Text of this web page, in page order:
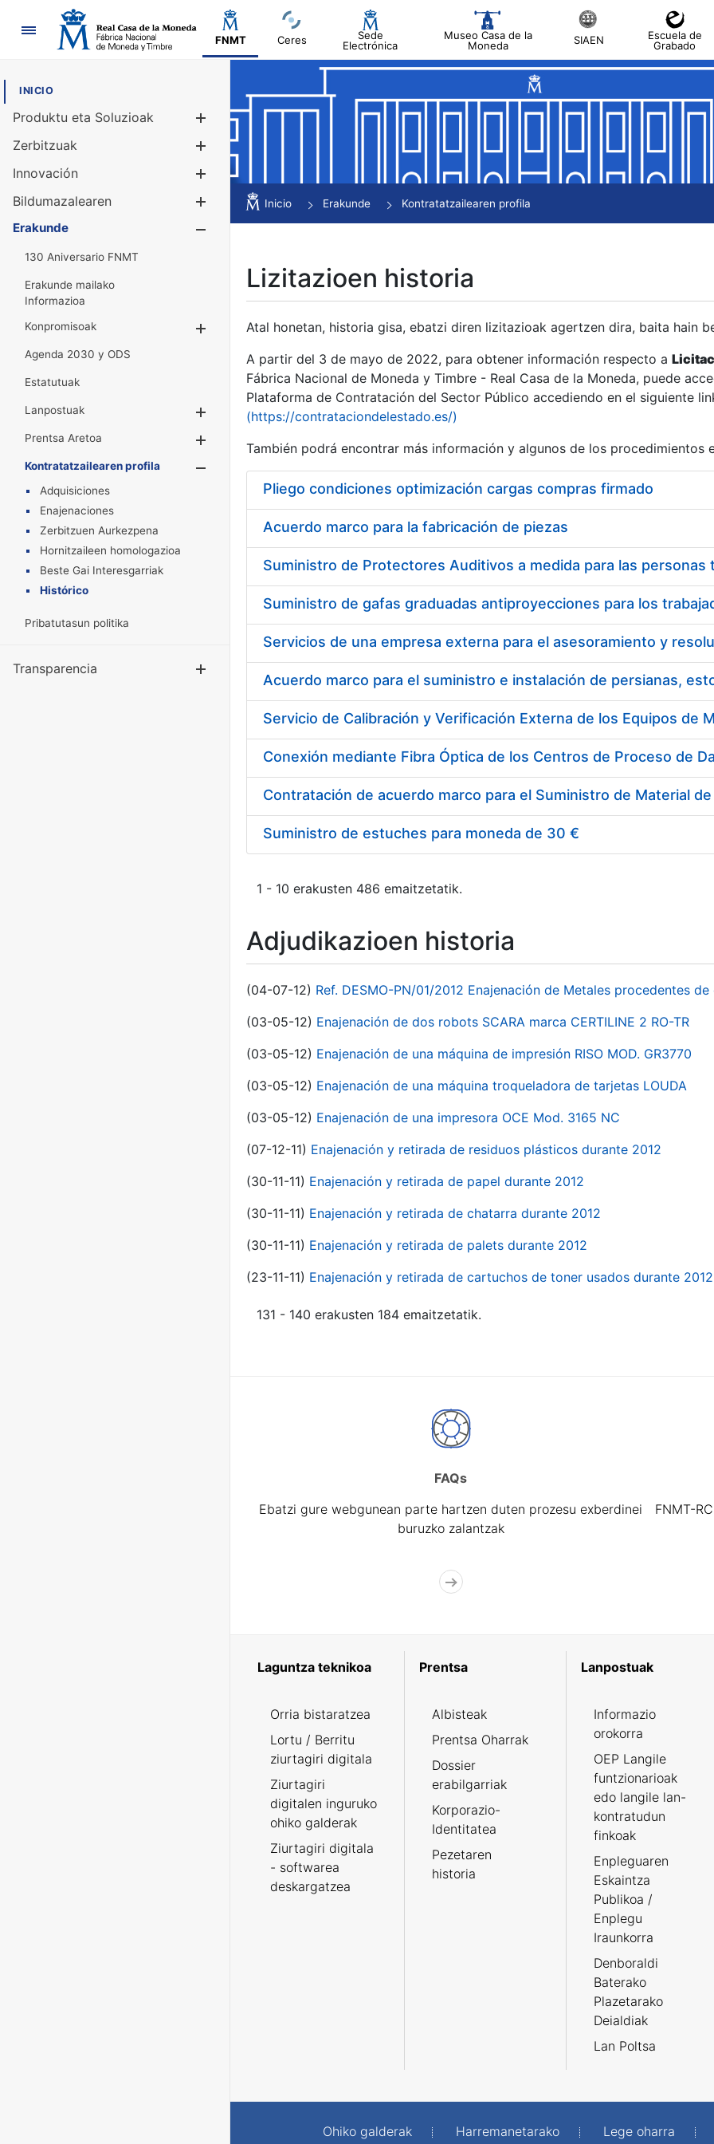
Nabigazioa
FNMT Ceres
Sede
Electrónica
Museo Casa de la
Moneda
SIAEN
Escuela de
Grabado
INICIO
Produktu eta Soluzioak
Erakutsi/Ezkutatu
Zerbitzuak
Innovación
Bildumazalearen
Erakutsi/Ezkutatu
Erakunde
130 Aniversario FNMT
Erakunde mailako
Informazioa
Konpromisoak
Erakutsi/Ezkutatu
Agenda 2030 y ODS
Estatutuak
Lanpostuak
Erakutsi/Ezkutatu
Prentsa Aretoa
Erakutsi/Ezkutatu
Kontratatzailearen profila
Erakutsi/Ezkutatu
Adquisiciones
Enajenaciones
Zerbitzuen Aurkezpena
Hornitzaileen homologazioa
Beste Gai Interesgarriak
Histórico
Pribatutasun politika
Transparencia Erakutsi/Ezkutatu
Inicio Erakunde Kontratatzailearen profila
Lizitazioen historia
Atal honetan, historia gisa, ebatzi diren lizitazioak agertzen dira, baita hain
A partir del 3 de mayo de 2022, para obtener información respecto a
Fábrica Nacional de Moneda y Timbre - Real Casa de la Moneda, puede
Plataforma de Contratación del Sector Público accediendo en el siguiente
(https://contrataciondelestado.es/)
También podrá encontrar más información y algunos de los procedimientos
Pliego condiciones optimización cargas compras firmado
Acuerdo marco para la fabricación de piezas
Acuerdo marco para el suministro e instalación de persianas,
Suministro de estuches para moneda de 30 €
1 - 10 erakusten 486 emaitzetatik.
Adjudikazioen historia
(04-07-12) Ref. DESMO-PN/01/2012 Enajenación de Metales procedentes
(03-05-12) Enajenación de dos robots SCARA marca CERTILINE 2 RO-TR
(03-05-12) Enajenación de una máquina de impresión RISO MOD. GR3770
(03-05-12) Enajenación de una máquina troqueladora de tarjetas LOUDA
(03-05-12) Enajenación de una impresora OCE Mod. 3165 NC
(07-12-11) Enajenación y retirada de residuos plásticos durante 2012
(30-11-11) Enajenación y retirada de papel durante 2012
(30-11-11) Enajenación y retirada de chatarra durante 2012
(30-11-11) Enajenación y retirada de palets durante 2012
(23-11-11) Enajenación y retirada de cartuchos de toner usados durante 2012
131 - 140 erakusten 184 emaitzetatik.
FAQs
Ebatzi gure webgunean parte hartzen duten prozesu exberdinei
buruzko zalantzak
FNMT-
Laguntza teknikoa
Orria bistaratzea
Lortu / Berritu
ziurtagiri digitala
Ziurtagiri
digitalen inguruko
ohiko galderak
Ziurtagiri digitala
- softwarea
deskargatzea
Prentsa
Albisteak
Prentsa Oharrak
Dossier
erabilgarriak
Korporazio-
Identitatea
Pezetaren
historia
Lanpostuak
Informazio
orokorra
OEP Langile
funtzionarioak
edo langile lan-
kontratudun
finkoak
Enpleguaren
Eskaintza
Publikoa /
Enplegu
Iraunkorra
Denboraldi
Baterako
Plazetarako
Deialdiak
Lan Poltsa
Ohiko galderak Harremanetarako Lege oharra